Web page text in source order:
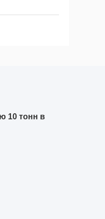
10 тонн в